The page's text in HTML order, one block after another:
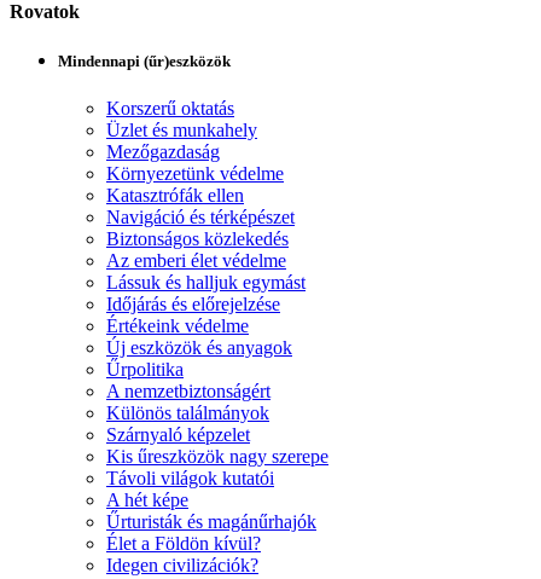
Rovatok
Mindennapi (űr)eszközök
Korszerű oktatás
Üzlet és munkahely
Mezőgazdaság
Környezetünk védelme
Katasztrófák ellen
Navigáció és térképészet
Biztonságos közlekedés
Az emberi élet védelme
Lássuk és halljuk egymást
Időjárás és előrejelzése
Értékeink védelme
Új eszközök és anyagok
Űrpolitika
A nemzetbiztonságért
Különös találmányok
Szárnyaló képzelet
Kis űreszközök nagy szerepe
Távoli világok kutatói
A hét képe
Űrturisták és magánűrhajók
Élet a Földön kívül?
Idegen civilizációk?